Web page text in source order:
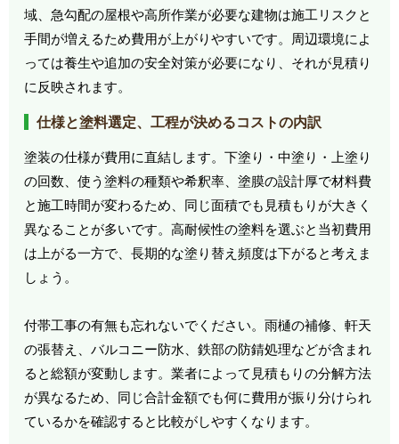
域、急勾配の屋根や高所作業が必要な建物は施工リスクと
手間が増えるため費用が上がりやすいです。周辺環境によ
っては養生や追加の安全対策が必要になり、それが見積り
に反映されます。
仕様と塗料選定、工程が決めるコストの内訳
塗装の仕様が費用に直結します。下塗り・中塗り・上塗り
の回数、使う塗料の種類や希釈率、塗膜の設計厚で材料費
と施工時間が変わるため、同じ面積でも見積もりが大きく
異なることが多いです。高耐候性の塗料を選ぶと当初費用
は上がる一方で、長期的な塗り替え頻度は下がると考えま
しょう。
付帯工事の有無も忘れないでください。雨樋の補修、軒天
の張替え、バルコニー防水、鉄部の防錆処理などが含まれ
ると総額が変動します。業者によって見積もりの分解方法
が異なるため、同じ合計金額でも何に費用が振り分けられ
ているかを確認すると比較がしやすくなります。